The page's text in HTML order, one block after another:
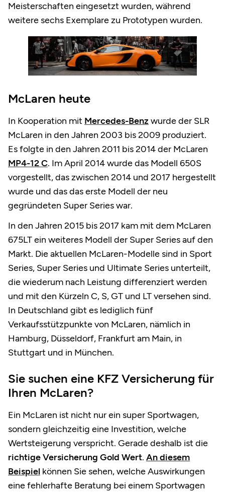
Meisterschaften eingesetzt wurden, während
weitere sechs Exemplare zu Prototypen wurden.
McLaren heute
In Kooperation mit Mercedes-Benz wurde der SLR
McLaren in den Jahren 2003 bis 2009 produziert.
Es folgte in den Jahren 2011 bis 2014 der McLaren
MP4-12 C. Im April 2014 wurde das Modell 650S
vorgestellt, das zwischen 2014 und 2017 hergestellt
wurde und das das erste Modell der neu
gegründeten Super Series war.
In den Jahren 2015 bis 2017 kam mit dem McLaren
675LT ein weiteres Modell der Super Series auf den
Markt. Die aktuellen McLaren-Modelle sind in Sport
Series, Super Series und Ultimate Series unterteilt,
die wiederum nach Leistung differenziert werden
und mit den Kürzeln C, S, GT und LT versehen sind.
In Deutschland gibt es lediglich fünf
Verkaufsstützpunkte von McLaren, nämlich in
Hamburg, Düsseldorf, Frankfurt am Main, in
Stuttgart und in München.
Sie suchen eine KFZ Versicherung für
Ihren McLaren?
Ein McLaren ist nicht nur ein super Sportwagen,
sondern gleichzeitig eine Investition, welche
Wertsteigerung verspricht. Gerade deshalb ist die
richtige Versicherung Gold Wert. An diesem
Beispiel können Sie sehen, welche Auswirkungen
eine fehlerhafte Beratung bei einem Sportwagen